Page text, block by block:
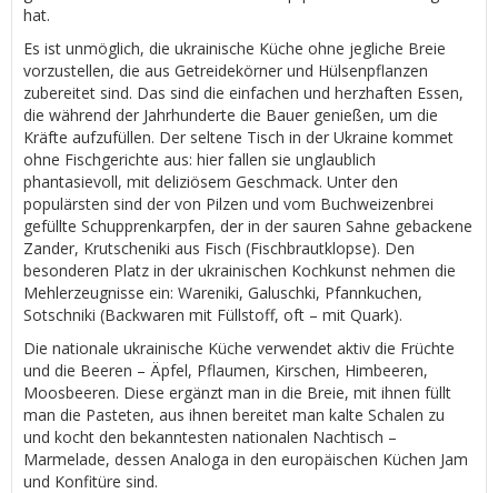
hat.
Es ist unmöglich, die ukrainische Küche ohne jegliche Breie
vorzustellen, die aus Getreidekörner und Hülsenpflanzen
zubereitet sind. Das sind die einfachen und herzhaften Essen,
die während der Jahrhunderte die Bauer genießen, um die
Kräfte aufzufüllen. Der seltene Tisch in der Ukraine kommet
ohne Fischgerichte aus: hier fallen sie unglaublich
phantasievoll, mit deliziösem Geschmack. Unter den
populärsten sind der von Pilzen und vom Buchweizenbrei
gefüllte Schupprenkarpfen, der in der sauren Sahne gebackene
Zander, Krutscheniki aus Fisch (Fischbrautklopse). Den
besonderen Platz in der ukrainischen Kochkunst nehmen die
Mehlerzeugnisse ein: Wareniki, Galuschki, Pfannkuchen,
Sotschniki (Backwaren mit Füllstoff, oft – mit Quark).
Die nationale ukrainische Küche verwendet aktiv die Früchte
und die Beeren – Äpfel, Pflaumen, Kirschen, Himbeeren,
Moosbeeren. Diese ergänzt man in die Breie, mit ihnen füllt
man die Pasteten, aus ihnen bereitet man kalte Schalen zu
und kocht den bekanntesten nationalen Nachtisch –
Marmelade, dessen Analoga in den europäischen Küchen Jam
und Konfitüre sind.